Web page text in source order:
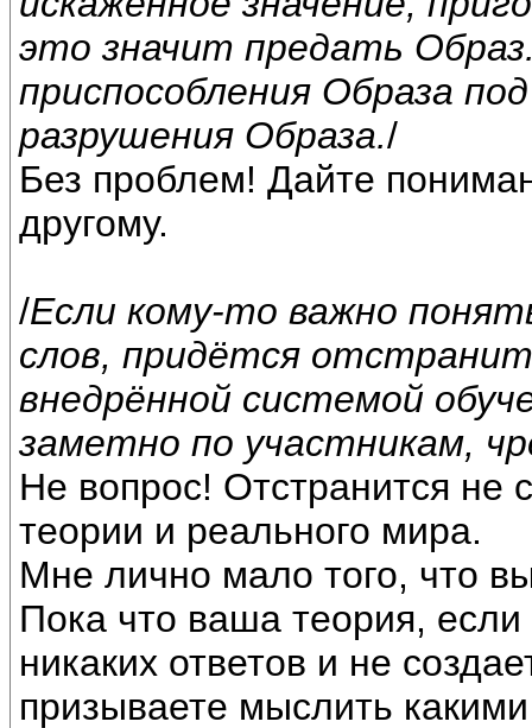
это значит предать
приспособления Образа
разрушения Образа./
Без проблем! Дайте
другому.
/Если кому-то важно
слов, придётся
внедрённой системой
заметно по участникам,
Не вопрос! Отстранится
теории и реального мира.
Мне лично мало того, что
Пока что ваша теория,
никаких ответов и не
призываете мыслить